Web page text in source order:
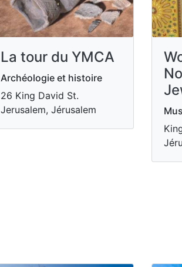
La tour du YMCA
Archéologie et histoire
26 King David St.
Jerusalem, Jérusalem